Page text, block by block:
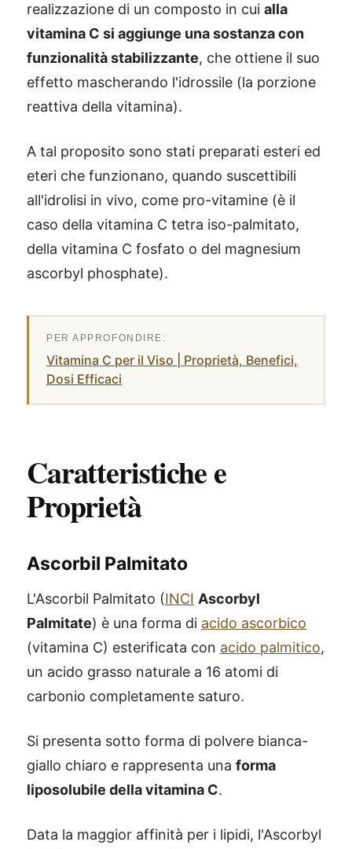
realizzazione di un composto in cui alla
vitamina C si aggiunge una sostanza con
funzionalità stabilizzante, che ottiene il suo
effetto mascherando l'idrossile (la porzione
reattiva della vitamina).
A tal proposito sono stati preparati esteri ed
eteri che funzionano, quando suscettibili
all'idrolisi in vivo, come pro-vitamine (è il
caso della vitamina C tetra iso-palmitato,
della vitamina C fosfato o del magnesium
ascorbyl phosphate).
Vitamina C per il Viso | Proprietà, Benefici,
Dosi Efficaci
Caratteristiche e
Proprietà
Ascorbil Palmitato
L'Ascorbil Palmitato (INCI Ascorbyl
Palmitate) è una forma di acido ascorbico
(vitamina C) esterificata con acido palmitico,
un acido grasso naturale a 16 atomi di
carbonio completamente saturo.
Si presenta sotto forma di polvere bianca-
giallo chiaro e rappresenta una forma
liposolubile della vitamina C.
Data la maggior affinità per i lipidi, l'Ascorbyl